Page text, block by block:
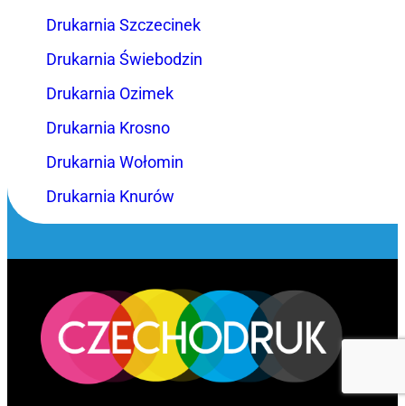
Drukarnia Szczecinek
Drukarnia Świebodzin
Drukarnia Ozimek
Drukarnia Krosno
Drukarnia Wołomin
Drukarnia Knurów